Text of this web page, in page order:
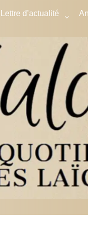
Lettre d’actualité